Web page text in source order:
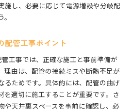
施し、必要に応じて電源増設や分岐配
配管工事ポイント
工事では、正確な施工と事前準備が
理由は、配管の接続ミスや断熱不足が
るためです。具体的には、配管の曲げ
を適切に施工することが重要です。さ
や天井裏スペースを事前に確認し、必